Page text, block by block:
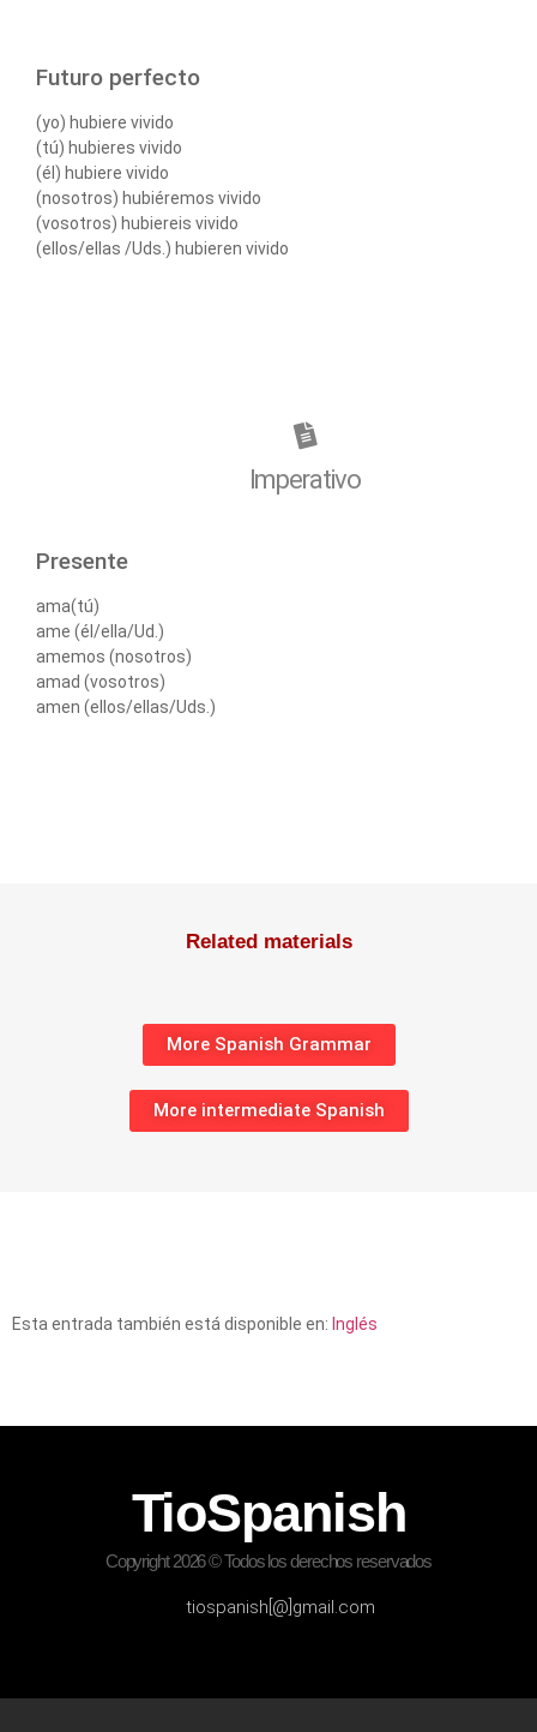
Futuro perfecto
(yo) hubiere vivido
(tú) hubieres vivido
(él) hubiere vivido
(nosotros) hubiéremos vivido
(vosotros) hubiereis vivido
(ellos/ellas /Uds.) hubieren vivido
Imperativo
Presente
ama(tú)
ame (él/ella/Ud.)
amemos (nosotros)
amad (vosotros)
amen (ellos/ellas/Uds.)
Related materials
More Spanish Grammar
More intermediate Spanish
Esta entrada también está disponible en: Inglés
TioSpanish
Copyright 2026 © Todos los derechos reservados
tiospanish[@]gmail.com